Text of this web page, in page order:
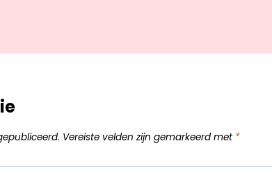
Vereiste velden zijn gemarkeerd met *